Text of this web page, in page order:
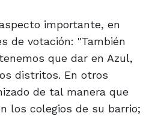
importante, en
de votación: "También
que dar en Azul,
distritos. En otros
de tal manera que
los colegios de su barrio;